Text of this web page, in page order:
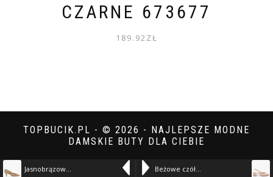
CZARNE 673677
189.92ZŁ
Jasnobrązowe czółenka z perforacjami – Brązowy 100204046 Beżowe czółenka slingback bez pięty – Beżowy 100204102
TOPBUCIK.PL - © 2026 - NAJLEPSZE MODNE
DAMSKIE BUTY DLA CIEBIE